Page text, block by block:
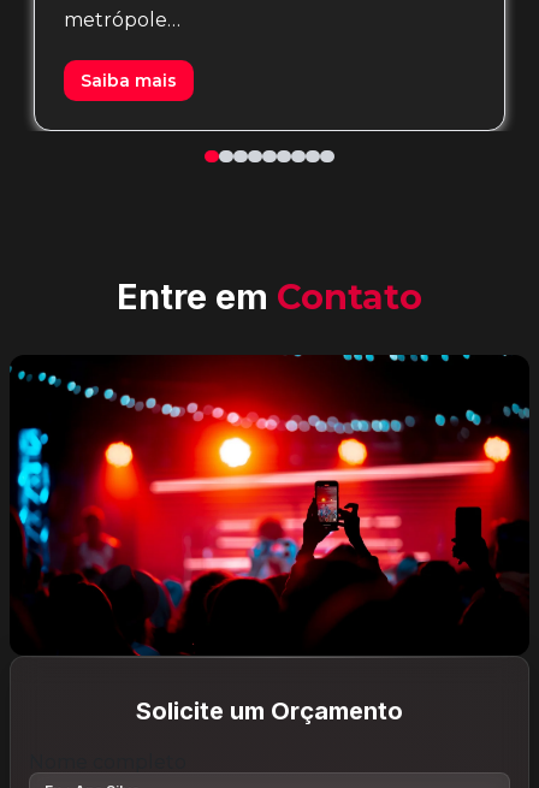
metrópole…
Saiba mais
Entre em Contato
Solicite um Orçamento